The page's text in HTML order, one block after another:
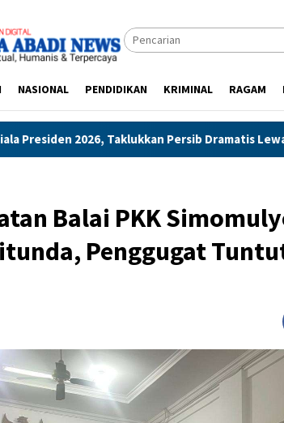
NASIONAL PENDIDIKAN KRIMINAL RAGAM
Persib Dramatis Lewat Adu Penalti 6-5
Balai PKK
Penggugat